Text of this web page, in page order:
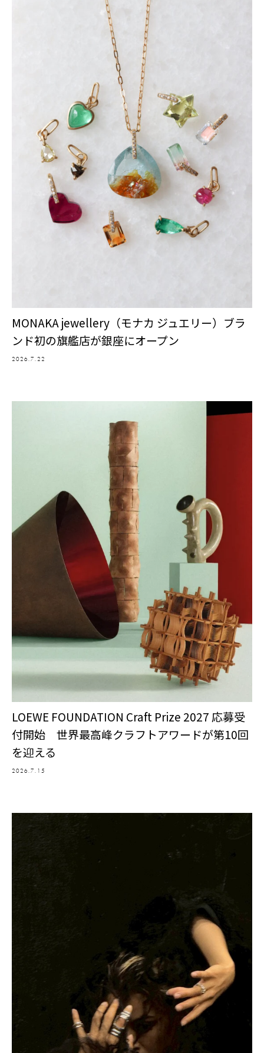
MONAKA jewellery（モナカ ジュエリー）ブラ
ンド初の旗艦店が銀座にオープン
2026.7.22
LOEWE FOUNDATION Craft Prize 2027 応募受
付開始 世界最高峰クラフトアワードが第10回
を迎える
2026.7.15